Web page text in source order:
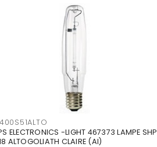
ELECTRONICS -LIGHT 467373 LAMPE SHP
ALTOGOLIATH CLAIRE (AI)